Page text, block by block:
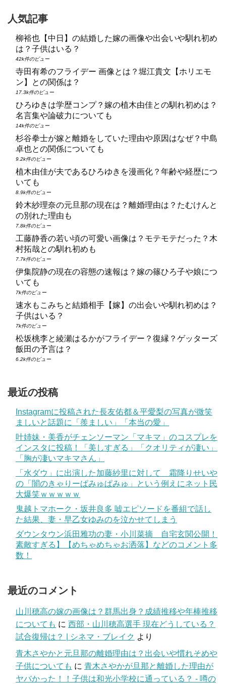
人気記事
柳裕也【中日】の結婚した嫁の画像や出会いや馴れ初め
は？子供はいる？
42k件のビュー
寺田有希のフライデー 画像とは？堀江貴文【ホリエモ
ン】との関係は？
17.3k件のビュー
ひろゆきは学歴コンプ？嫁の植木由佳との馴れ初めは？
名言集や論破力についても
14k件のビュー
杉谷拳士が嫁と離婚をしていた理由や原因はなぜ？中島
卓也との関係についても
9.2k件のビュー
植木由佳が夫であるひろゆきを漫画化？年齢や経歴につ
いても
8.9k件のビュー
鈴木紗理奈の元旦那の現在は？離婚理由は？たむけんと
の別れた理由も
7.8k件のビュー
工藤静香の若い頃の可愛い画像は？モテモテだった？木
村拓哉との馴れ初めも
7.7k件のビュー
伊集院静の現在の容態の速報は？嫁の篠ひろ子や娘につ
いても
7k件のビュー
速水もこみちと結婚相手【嫁】の出会いや馴れ初めは？
子供はいる？
7k件のビュー
松坂桃李と綾瀬はるかがフライデー？復縁？ゲッターズ
飯田の予言は？
6.2k件のビュー
最近の投稿
Instagramに投稿された長友佑都＆平愛梨の写真が微笑
ましいと話題に「羨ましい」「本当の愛」
叶姉妹・美香がチェンソーマン「マキマ」のコスプレを
インスタに投稿！「美しすぎる」「クオリティが凄い」
「胸が凄いマキマさん」
「水ダウ」に出演した加藤紗里に対して 霜降りせいや
の「闇のきゃりーぱみゅぱみゅ」という例えにネット民
大爆笑ｗｗｗｗｗ
鬼越トマホーク・坂井良多 嘘エピソードを番組で話し
た結果、妻・早乙女ゆみのを泣かせてしまう
ダウンタウン浜田雅功の妻・小川菜摘 自宅玄関公開！
素敵すぎる】【めちゃめちゃお洒落】などのコメント多
数！
最近のコメント
山川穂高の嫁の画像は？群馬出身？成績推移や年棒推移
についても に 西部・山川穂高選手 現在どうしている？
試合復帰は？ | シネマ・ブレイク より
青木さやかと元旦那の離婚理由は？出会いや慣れそめや
子供についても に 青木さやかが旦那と離婚した理由が
ヤバかった！！子供は和光小学校に通っている？ - 噂の